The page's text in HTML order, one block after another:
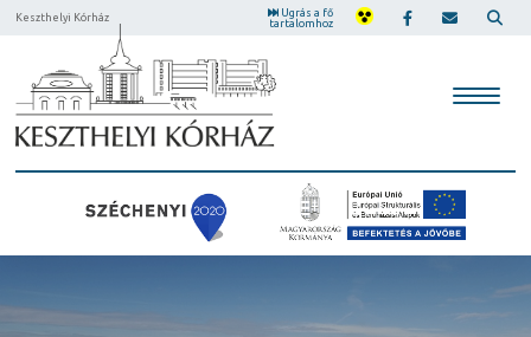
Keszthelyi Kórház
Ugrás a fő
tartalomhoz